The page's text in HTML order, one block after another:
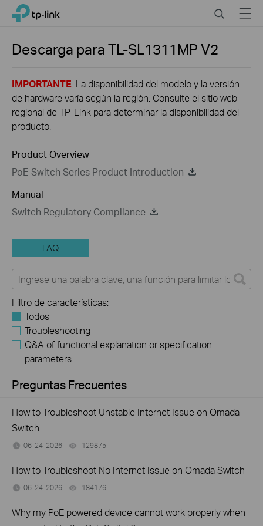
Click
navigation
TP-Link, Reliably Smart SearchMenu
Descarga paraTL-SL1311MPV2
IMPORTANTE: La disponibilidad del modelo y la versión
de hardware varía según la región. Consulte el sitio web
regional de TP-Link para determinar la disponibilidad del
producto.
Product Overview
PoE Switch Series Product Introduction
Manual
Switch Regulatory Compliance
FAQ
Filtro de características:
Todos
Troubleshooting
Q&A of functional explanation or specification
parameters
Preguntas Frecuentes
How to Troubleshoot Unstable Internet Issue on Omada
Switch
06-24-2026 129875
How to Troubleshoot No Internet Issue on Omada Switch
06-24-2026 184176
Why my PoE powered device cannot work properly when